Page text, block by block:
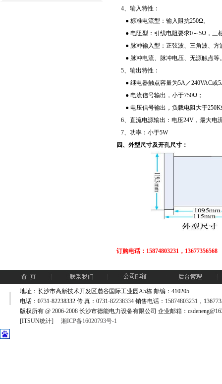
4、输入特性：
● 标准电流型：输入阻抗250Ω。
● 电阻型：引线电阻要求0～5Ω，三
● 脉冲输入型：正弦波、三角波、方
● 脉冲电流、脉冲电压、无源触点等
5、输出特性：
● 继电器触点容量为5A／240VAC或
● 电流信号输出，小于750Ω；
● 电压信号输出，负载电阻大于
6、直流电源输出：电压24V，最大电
7、功率：小于5W
四、外型尺寸及开孔尺寸：
订购电话：15874803231，13677356568
地址：长沙市高新技术开发区麓谷国际工业园A5栋 邮编：410205
电话：0731-82238332 传 真：0731-82238334 销售电话：15874803231，
版权所有 @ 2006-2008 长沙市德能电力设备有限公司 企业邮箱：
[ITSUN统计] 湘ICP备16020793号-1